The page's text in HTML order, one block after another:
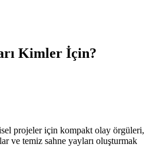
Kimler İçin?
projeler için kompakt olay örgüleri,
ve temiz sahne yayları oluşturmak